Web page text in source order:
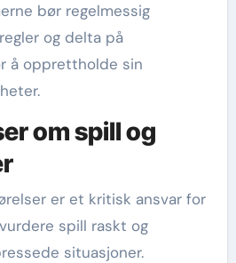
bør regelmessig
og delta på
å opprettholde sin
om spill og
er et kritisk ansvar for
spill raskt og
situasjoner.